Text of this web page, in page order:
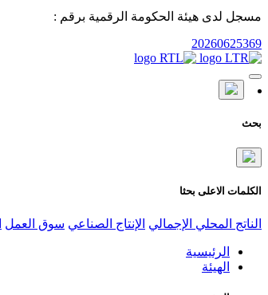
مسجل لدى هيئة الحكومة الرقمية برقم :
20260625369
بحث
الكلمات الاعلى بحثا
الناتج المحلي الإجمالي الإنتاج الصناعي سوق العمل
الرئيسية
الهيئة